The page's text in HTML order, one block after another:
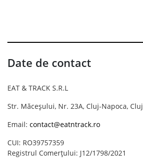
Date de contact
EAT & TRACK S.R.L
Str. Măceșului, Nr. 23A, Cluj-Napoca, Cluj
Email: contact@eatntrack.ro
CUI: RO39757359
Registrul Comerțului: J12/1798/2021